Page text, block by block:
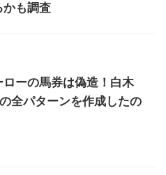
かも調査
ローの馬券は偽造！白木
全パターンを作成したの